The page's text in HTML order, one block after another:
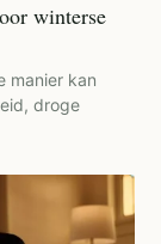
winterse
manier kan
droge